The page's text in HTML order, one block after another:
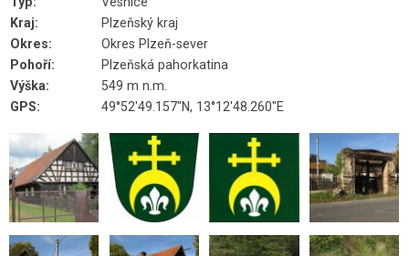
Kraj:
Plzeňský kraj
Okres:
Okres Plzeň-sever
Pohoří:
Plzeňská pahorkatina
Výška:
549 m n.m.
GPS:
49°52'49.157"N, 13°12'48.260"E